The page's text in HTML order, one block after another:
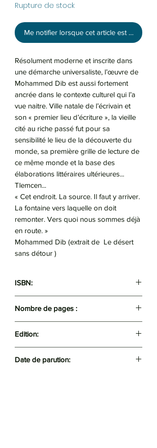
Rupture de stock
Me notifier lorsque cet article est disponible
Résolument moderne et inscrite dans
une démarche universaliste, l’œuvre de
Mohammed Dib est aussi fortement
ancrée dans le contexte culturel qui l’a
vue naitre. Ville natale de l’écrivain et
son « premier lieu d’écriture », la vieille
cité au riche passé fut pour sa
sensibilité le lieu de la découverte du
monde, sa première grille de lecture de
ce même monde et la base des
élaborations littéraires ultérieures...
Tlemcen...
« Cet endroit. La source. Il faut y arriver.
La fontaine vers laquelle on doit
remonter. Vers quoi nous sommes déjà
en route. »
Mohammed Dib (extrait de Le désert
sans détour )
ISBN:
Nombre de pages :
Edition:
Date de parution: